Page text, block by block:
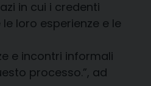
in cui i credenti
loro esperienze e le
e incontri informali
processo.”, ad